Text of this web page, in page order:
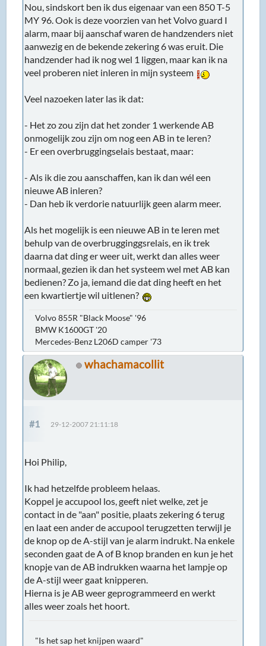
Nou, sindskort ben ik dus eigenaar van een 850 T-5
MY 96. Ook is deze voorzien van het Volvo guard I
alarm, maar bij aanschaf waren de handzenders niet
aanwezig en de bekende zekering 6 was eruit. Die
handzender had ik nog wel 1 liggen, maar kan ik na
veel proberen niet inleren in mijn systeem
Veel nazoeken later las ik dat:
- Het zo zou zijn dat het zonder 1 werkende AB
onmogelijk zou zijn om nog een AB in te leren?
- Er een overbruggingselais bestaat, maar:
- Als ik die zou aanschaffen, kan ik dan wél een
nieuwe AB inleren?
- Dan heb ik verdorie natuurlijk geen alarm meer.
Als het mogelijk is een nieuwe AB in te leren met
behulp van de overbrugginggsrelais, en ik trek
daarna dat ding er weer uit, werkt dan alles weer
normaal, gezien ik dan het systeem wel met AB kan
bedienen? Zo ja, iemand die dat ding heeft en het
een kwartiertje wil uitlenen?
Volvo 855R "Black Moose" '96
BMW K1600GT '20
Mercedes-Benz L206D camper '73
whachamacollit
#1 29-12-2007 21:11:18
Hoi Philip,
Ik had hetzelfde probleem helaas.
Koppel je accupool los, geeft niet welke, zet je
contact in de "aan" positie, plaats zekering 6 terug
en laat een ander de accupool terugzetten terwijl je
de knop op de A-stijl van je alarm indrukt. Na enkele
seconden gaat de A of B knop branden en kun je het
knopje van de AB indrukken waarna het lampje op
de A-stijl weer gaat knipperen.
Hierna is je AB weer geprogrammeerd en werkt
alles weer zoals het hoort.
"Is het sap het knijpen waard"